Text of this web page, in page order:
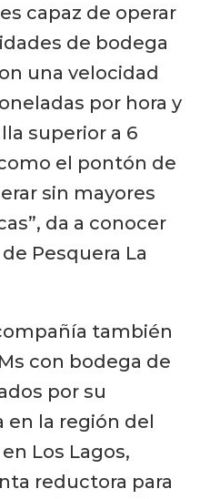
capaz de operar
de bodega
una velocidad
por hora y
superior a 6
el pontón de
sin mayores
da a conocer
Pesquera La
también
con bodega de
por su
en la región del
Los Lagos,
reductora para